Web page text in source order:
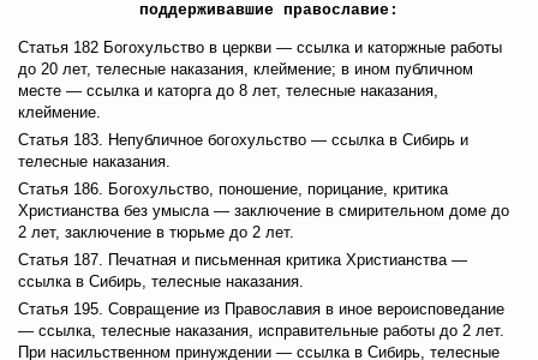
поддерживавшие православие:
Статья 182 Богохульство в церкви — ссылка и каторжные работы
до 20 лет, телесные наказания, клеймение; в ином публичном
месте — ссылка и каторга до 8 лет, телесные наказания,
клеймение.
Статья 183. Непубличное богохульство — ссылка в Сибирь и
телесные наказания.
Статья 186. Богохульство, поношение, порицание, критика
Христианства без умысла — заключение в смирительном доме до
2 лет, заключение в тюрьме до 2 лет.
Статья 187. Печатная и письменная критика Христианства —
ссылка в Сибирь, телесные наказания.
Статья 195. Совращение из Православия в иное вероисповедание
— ссылка, телесные наказания, исправительные работы до 2 лет.
При насильственном принуждении — ссылка в Сибирь, телесные